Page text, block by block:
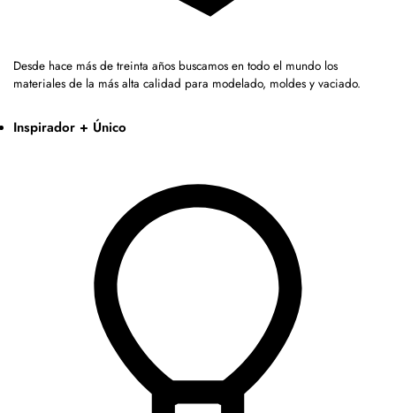
Desde hace más de treinta años buscamos en todo el mundo los
materiales de la más alta calidad para modelado, moldes y vaciado.
Inspirador + Único